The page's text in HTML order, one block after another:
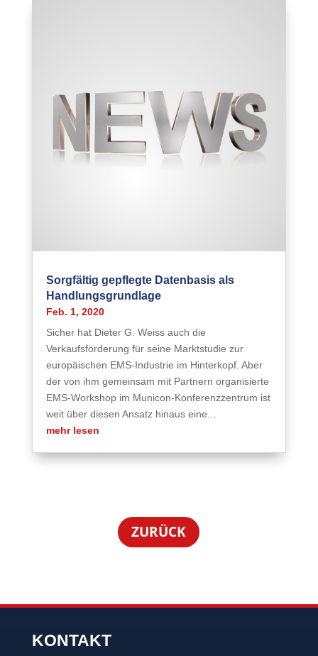
Sorgfältig gepflegte Datenbasis als
Handlungsgrundlage
Feb. 1, 2020
Sicher hat Dieter G. Weiss auch die
Verkaufsförderung für seine Marktstudie zur
europäischen EMS-Industrie im Hinterkopf. Aber
der von ihm gemeinsam mit Partnern organisierte
EMS-Workshop im Municon-Konferenzzentrum ist
weit über diesen Ansatz hinaus eine...
mehr lesen
ZURÜCK
KONTAKT